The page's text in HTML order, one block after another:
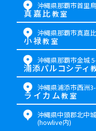
沖縄県那覇市首里
小禄教室
沖縄県那覇市金城
真嘉比教室
沖縄県那覇市真嘉
ライカム教室
沖縄県中頭郡北中
(howlive内)
浦添パルコシティ
沖縄県浦添市西洲